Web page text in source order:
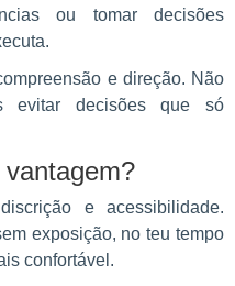
ou tomar decisões
e direção. Não
evitar decisões que só
e acessibilidade.
exposição, no teu tempo
confortável.